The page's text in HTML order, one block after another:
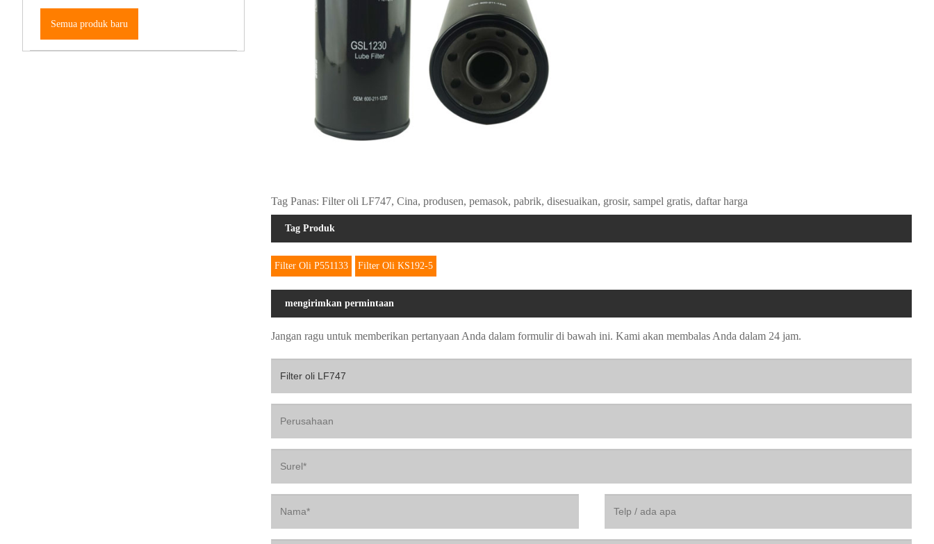
Semua produk baru
Tag Panas: Filter oli LF747, Cina, produsen, pemasok, pabrik, disesuaikan, grosir, sampel gratis, daftar harga
Tag Produk
Filter Oli P551133 Filter Oli KS192-5
mengirimkan permintaan
Jangan ragu untuk memberikan pertanyaan Anda dalam formulir di bawah ini. Kami akan membalas Anda dalam 24 jam.